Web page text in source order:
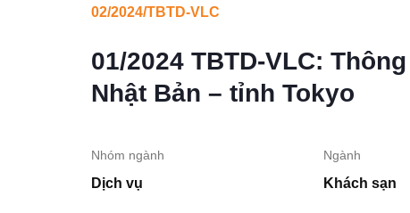
02/2024/TBTD-VLC
01/2024 TBTD-VLC:
Nhật Bản – tỉnh Tokyo
Nhóm ngành
Dịch vụ
Ngành
Khách sạn